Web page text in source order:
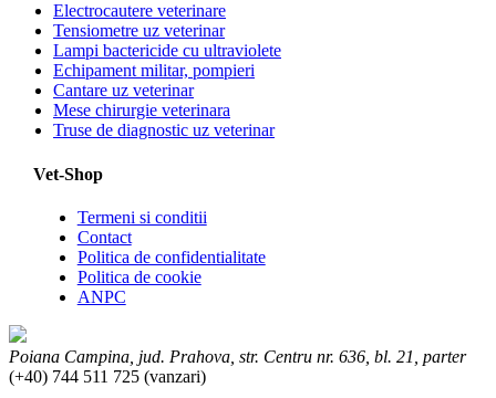
Electrocautere veterinare
Tensiometre uz veterinar
Lampi bactericide cu ultraviolete
Echipament militar, pompieri
Cantare uz veterinar
Mese chirurgie veterinara
Truse de diagnostic uz veterinar
Vet-Shop
Termeni si conditii
Contact
Politica de confidentialitate
Politica de cookie
ANPC
Poiana Campina, jud. Prahova, str. Centru nr. 636, bl. 21, parter
(+40) 744 511 725 (vanzari)